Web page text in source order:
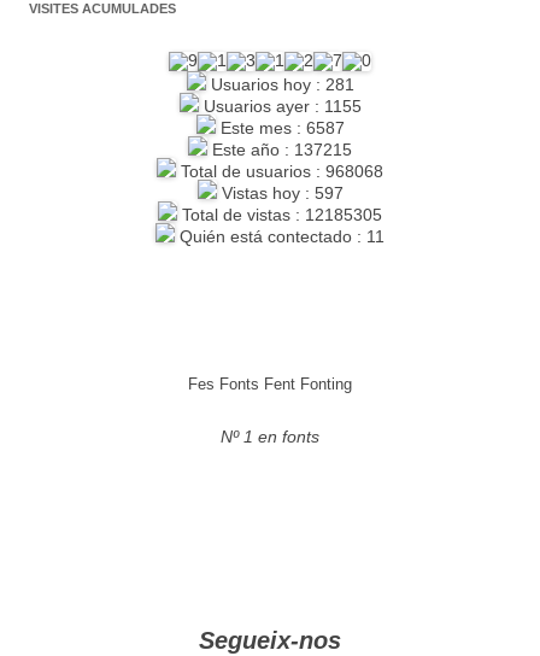
VISITES ACUMULADES
Usuarios hoy : 281
Usuarios ayer : 1155
Este mes : 6587
Este año : 137215
Total de usuarios : 968068
Vistas hoy : 597
Total de vistas : 12185305
Quién está contectado : 11
Fes Fonts Fent Fonting
Nº 1 en fonts
Segueix-nos